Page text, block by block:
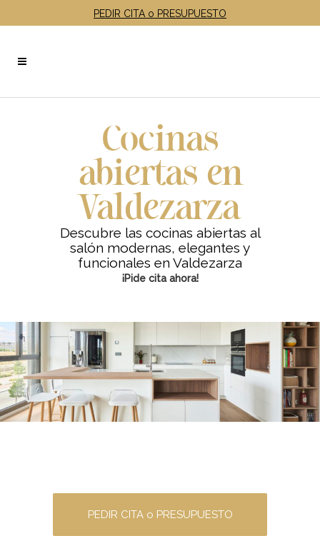
PEDIR CITA o PRESUPUESTO
Cocinas
abiertas en
Valdezarza
Descubre las cocinas abiertas al
salón modernas, elegantes y
funcionales en Valdezarza
¡Pide cita ahora!
PEDIR CITA o PRESUPUESTO